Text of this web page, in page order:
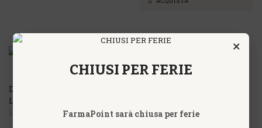
DEFEDRIL 20 COMPRESSE
LEGREN
Laboratori Legren
DEFEDRIL GOCCE LEGREN
18,00€
×
CHIUSI PER FERIE
FarmaPoint sarà chiusa per ferie